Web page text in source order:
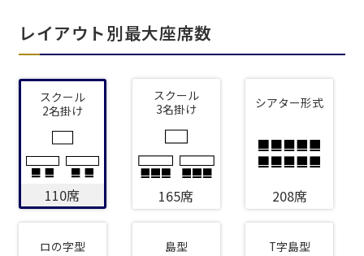
レイアウト別最大座席数
スクール
2名掛け
110席
スクール
3名掛け
165席
シアター形式
208席
ロの字型 島型 T字島型